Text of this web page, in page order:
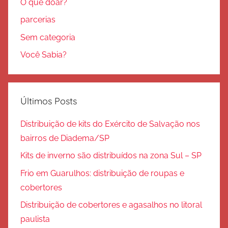
O que doar?
parcerias
Sem categoria
Você Sabia?
Últimos Posts
Distribuição de kits do Exército de Salvação nos
bairros de Diadema/SP
Kits de inverno são distribuídos na zona Sul – SP
Frio em Guarulhos: distribuição de roupas e
cobertores
Distribuição de cobertores e agasalhos no litoral
paulista